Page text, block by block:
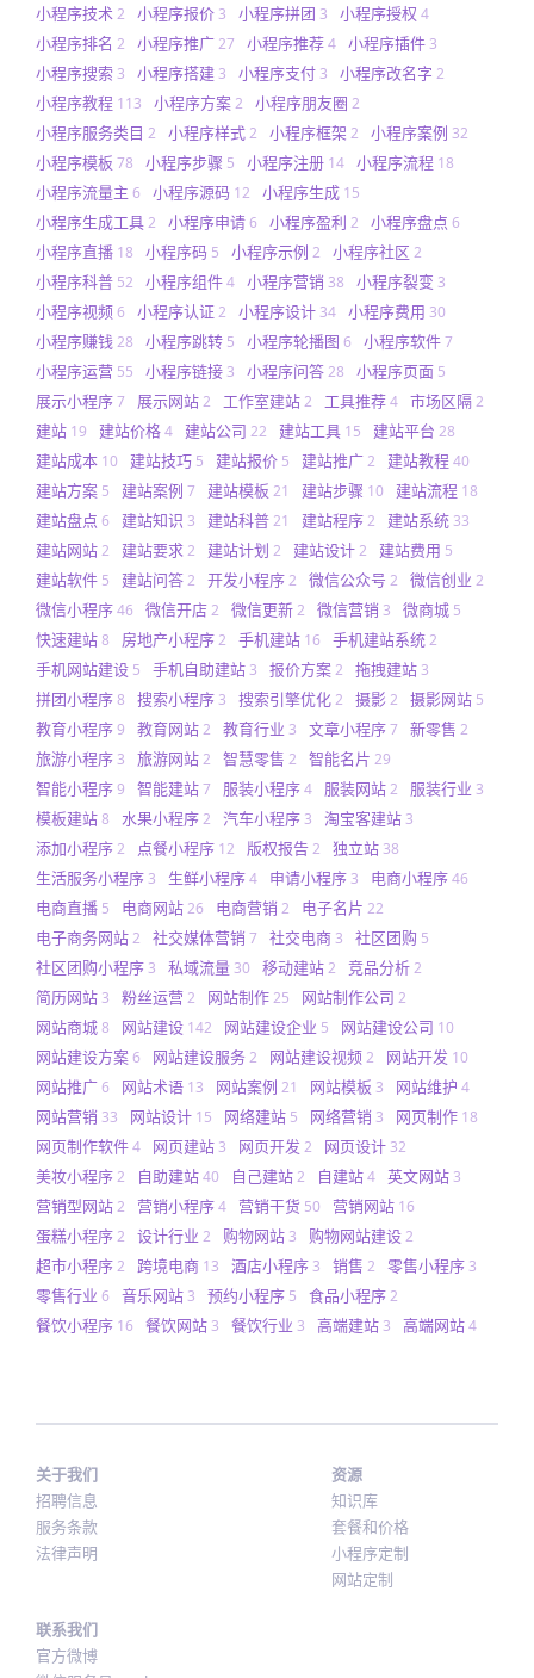
小程序技术2 小程序报价 3 小程序拼团 3 小程序授权 4
小程序排名 2 小程序推广27 小程序推荐4 小程序插件 3
小程序搜索 3 小程序搭建 3 小程序支付 3 小程序改名字 2
小程序教程 113 小程序方案2 小程序朋友圈 2
小程序服务类目 2 小程序样式2 小程序框架 2 小程序案例 32
小程序模板 78 小程序步骤 5 小程序注册 14 小程序流程 18
小程序流量主 6 小程序源码 12 小程序生成 15
小程序生成工具2 小程序申请6 小程序盈利 2 小程序盘点 6
小程序直播 18 小程序码 5 小程序示例 2 小程序社区 2
小程序科普 52 小程序组件4 小程序营销 38 小程序裂变 3
小程序视频6 小程序认证2 小程序设计 34 小程序费用 30
小程序赚钱28 小程序跳转 5 小程序轮播图 6 小程序软件7
小程序运营 55 小程序链接 3 小程序问答28 小程序页面 5
展示小程序7 展示网站2 工作室建站2 工具推荐4 市场区隔2
建站 19 建站价格4 建站公司 22 建站工具 15 建站平台 28
建站成本 10 建站技巧 5 建站报价 5 建站推广2 建站教程40
建站方案 5 建站案例 7 建站模板 21 建站步骤 10 建站流程 18
建站盘点 6 建站知识 3 建站科普21 建站程序2 建站系统 33
建站网站2 建站要求2 建站计划 2 建站设计2 建站费用 5
建站软件 5 建站问答2 开发小程序2 微信公众号 2 微信创业 2
微信小程序46 微信开店2 微信更新2 微信营销 3 微商城 5
快速建站8 房地产小程序2 手机建站 16 手机建站系统2
手机网站建设 5 手机自助建站 3 报价方案2 拖拽建站 3
拼团小程序8 搜索小程序 3 搜索引擎优化2 摄影2 摄影网站 5
教育小程序9 教育网站2 教育行业 3 文章小程序7 新零售 2
旅游小程序 3 旅游网站2 智慧零售 2 智能名片 29
智能小程序9 智能建站7 服装小程序4 服装网站2 服装行业 3
模板建站8 水果小程序2 汽车小程序 3 淘宝客建站 3
添加小程序2 点餐小程序 12 版权报告2 独立站 38
生活服务小程序 3 生鲜小程序4 申请小程序 3 电商小程序46
电商直播 5 电商网站26 电商营销 2 电子名片 22
电子商务网站2 社交媒体营销 7 社交电商 3 社区团购 5
社区团购小程序 3 私域流量 30 移动建站2 竞品分析2
简历网站 3 粉丝运营2 网站制作25 网站制作公司 2
网站商城8 网站建设 142 网站建设企业 5 网站建设公司 10
网站建设方案6 网站建设服务2 网站建设视频2 网站开发 10
网站推广6 网站术语 13 网站案例 21 网站模板 3 网站维护 4
网站营销 33 网站设计 15 网络建站 5 网络营销 3 网页制作 18
网页制作软件4 网页建站 3 网页开发 2 网页设计 32
美妆小程序2 自助建站40 自己建站2 自建站4 英文网站 3
营销型网站2 营销小程序4 营销干货 50 营销网站 16
蛋糕小程序2 设计行业 2 购物网站 3 购物网站建设2
超市小程序2 跨境电商 13 酒店小程序 3 销售 2 零售小程序 3
零售行业 6 音乐网站 3 预约小程序 5 食品小程序2
餐饮小程序 16 餐饮网站 3 餐饮行业 3 高端建站 3 高端网站4
关于我们
招聘信息
服务条款
法律声明
资源
知识库
套餐和价格
小程序定制
网站定制
联系我们
官方微博